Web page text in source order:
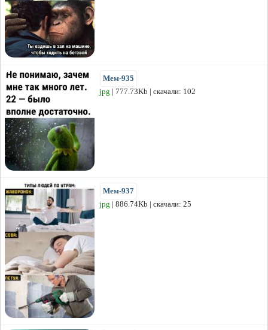
Мем-935
jpg | 777.73Kb | скачали: 102
Мем-937
jpg | 886.74Kb | скачали: 25